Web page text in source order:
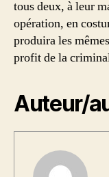
tous deux, à leur
opération, en
produira les
profit de la
Auteur/